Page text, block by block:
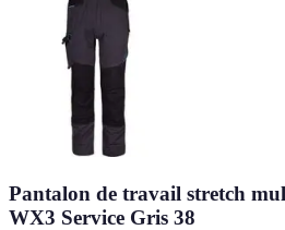
Pantalon de travail stretch
WX3 Service Gris 38